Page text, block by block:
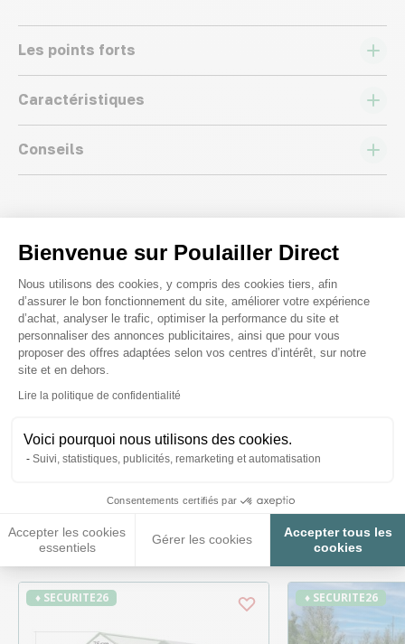
Bienvenue sur Poulailler Direct
Plateforme de Gestion du
Nous utilisons des cookies, y compris des cookies tiers, afin
d’assurer le bon fonctionnement du site, améliorer votre expérience
d’achat, analyser le trafic, optimiser la performance du site et
personnaliser des annonces publicitaires, ainsi que pour vous
proposer des offres adaptées selon vos centres d’intérêt, sur notre
site et en dehors.
Lire la politique de confidentialité
Voici pourquoi nous utilisons des cookies.
Suivi, statistiques, publicités, remarketing et automatisation
Consentements certifiés par
Accepter les cookies
essentiels
Gérer les cookies
Accepter tous les
cookies
Axeptio consent
Les points forts
Caractéristiques
Conseils
Nous répondons à toutes vos
questions ;)
Ces produits peuvent vous
♦ SECURITE26 ♦ SECURITE26